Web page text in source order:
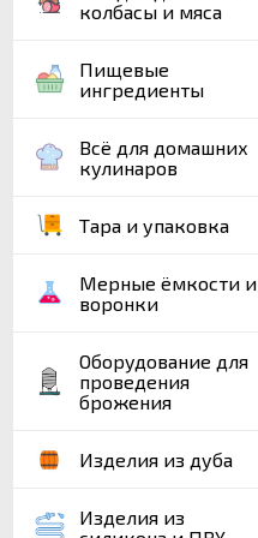
колбасы и мяса
Пищевые
ингредиенты
Всё для домашних
кулинаров
Тара и упаковка
Мерные ёмкости и
воронки
Оборудование для
проведения
брожения
Изделия из дуба
Изделия из